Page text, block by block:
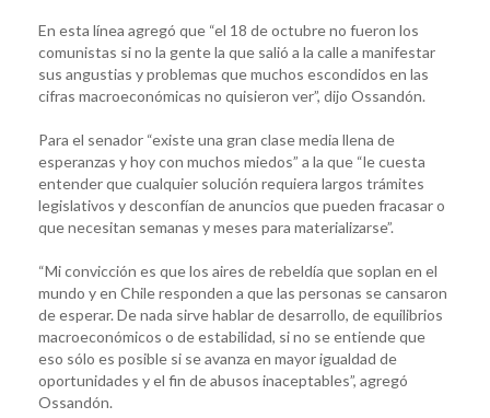
En esta línea agregó que “el 18 de octubre no fueron los
comunistas si no la gente la que salió a la calle a manifestar
sus angustias y problemas que muchos escondidos en las
cifras macroeconómicas no quisieron ver”, dijo Ossandón.
Para el senador “existe una gran clase media llena de
esperanzas y hoy con muchos miedos” a la que “le cuesta
entender que cualquier solución requiera largos trámites
legislativos y desconfían de anuncios que pueden fracasar o
que necesitan semanas y meses para materializarse”.
“Mi convicción es que los aires de rebeldía que soplan en el
mundo y en Chile responden a que las personas se cansaron
de esperar. De nada sirve hablar de desarrollo, de equilibrios
macroeconómicos o de estabilidad, si no se entiende que
eso sólo es posible si se avanza en mayor igualdad de
oportunidades y el fin de abusos inaceptables”, agregó
Ossandón.